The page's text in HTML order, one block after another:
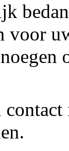
voor